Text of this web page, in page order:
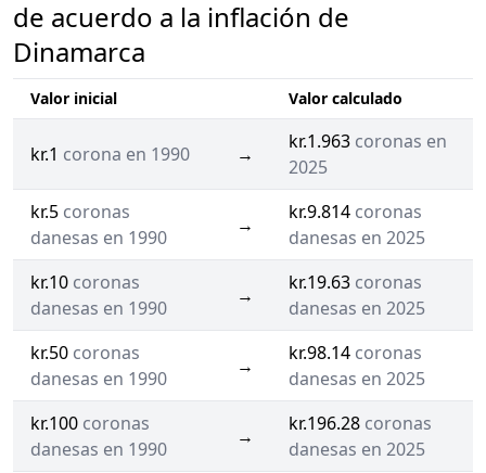
de acuerdo a la inflación de
Dinamarca
Valor inicial Valor calculado
kr.1 corona en 1990 →
kr.1.963 coronas en
2025
kr.5 coronas
danesas en 1990
→
kr.9.814 coronas
danesas en 2025
kr.10 coronas
danesas en 1990
→
kr.19.63 coronas
danesas en 2025
kr.50 coronas
danesas en 1990
→
kr.98.14 coronas
danesas en 2025
kr.100 coronas
danesas en 1990
→
kr.196.28 coronas
danesas en 2025